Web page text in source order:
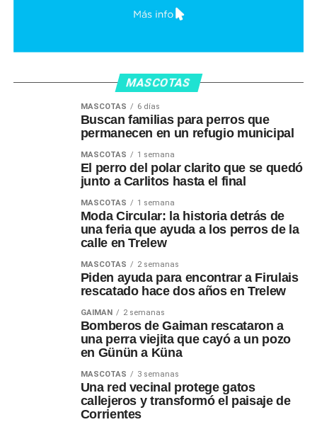
MASCOTAS
MASCOTAS 6 días
Buscan familias para perros que
permanecen en un refugio municipal
MASCOTAS 1 semana
El perro del polar clarito que se quedó
junto a Carlitos hasta el final
MASCOTAS 1 semana
Moda Circular: la historia detrás de
una feria que ayuda a los perros de la
calle en Trelew
MASCOTAS 2 semanas
Piden ayuda para encontrar a Firulais
rescatado hace dos años en Trelew
GAIMAN 2 semanas
Bomberos de Gaiman rescataron a
una perra viejita que cayó a un pozo
en Günün a Küna
MASCOTAS 3 semanas
Una red vecinal protege gatos
callejeros y transformó el paisaje de
Corrientes